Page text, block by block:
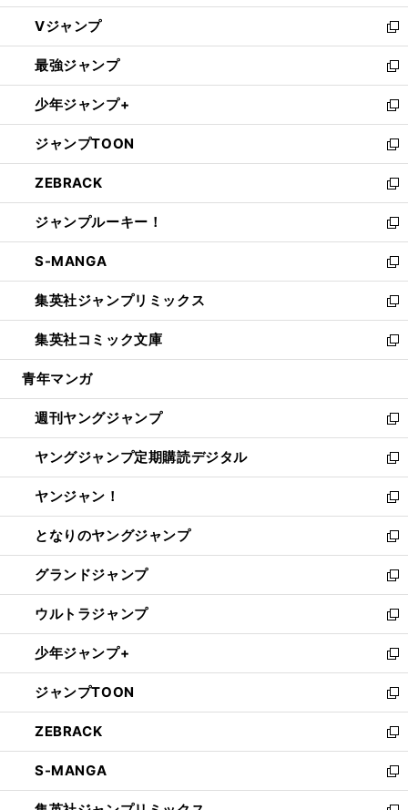
ウ
ィ
ン
ド
ウ
で
開
く
し
い
ウ
ィ
ン
ド
ウ
で
開
く
Vジャンプ
新
し
い
ウ
ィ
ン
ド
ウ
で
開
く
最強ジャンプ
新
し
い
ウ
ィ
ン
ド
ウ
で
開
く
少年ジャンプ+
新
し
い
ウ
ィ
ン
ド
ウ
で
開
く
ジャンプTOON
新
し
い
ウ
ィ
ン
ド
ウ
で
開
く
ZEBRACK
新
し
い
ウ
ィ
ン
ド
ウ
で
開
ジャンプルーキー！
新
し
い
ウ
ィ
ン
ド
ウ
開
く
S-MANGA
新
し
い
ウ
ィ
ン
ウ
で
開
く
集英社ジャンプリミックス
新
し
い
ウ
ン
ド
ウ
で
開
く
集英社コミック文庫
新
し
ウ
ィ
ン
ド
ウ
で
開
く
青年マンガ
週刊ヤングジャンプ
新
し
い
ウ
ィ
ン
ド
ウ
で
開
く
ヤングジャンプ定期購読デジタル
新
し
い
ウ
ィ
ン
ド
ウ
で
開
く
ヤンジャン！
新
し
い
ウ
ィ
ン
ド
ウ
で
開
く
となりのヤングジャンプ
新
し
い
ウ
ィ
ン
ド
ウ
で
開
く
グランドジャンプ
新
し
い
ウ
ィ
ン
ド
ウ
で
開
く
ウルトラジャンプ
新
し
い
ウ
ィ
ン
ド
ウ
で
開
少年ジャンプ+
新
し
い
ウ
ィ
ン
ド
ウ
ジャンプTOON
新
し
い
ウ
ィ
ン
ZEBRACK
新
し
い
ウ
S-MANGA
新
し